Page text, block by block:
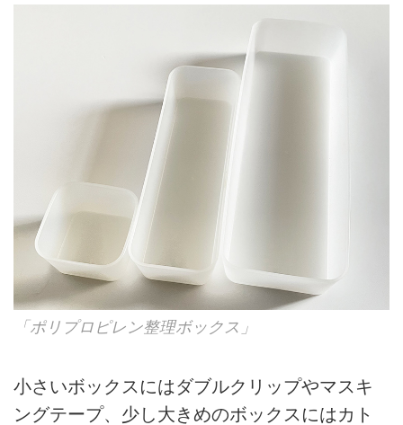
「ポリプロピレン整理ボックス」
小さいボックスにはダブルクリップやマスキ
ングテープ、少し大きめのボックスにはカト